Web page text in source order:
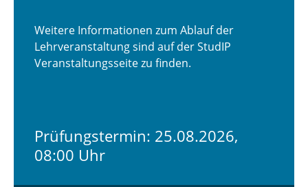
Weitere Informationen zum Ablauf der
Lehrveranstaltung sind auf der StudIP
Veranstaltungsseite zu finden.
Prüfungstermin: 25.08.2026,
08:00 Uhr